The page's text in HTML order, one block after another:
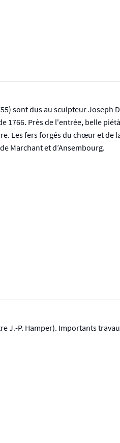
sont dus au sculpteur Joseph
Près de l'entrée, belle
Les fers forgés du chœur et
Marchant et d’Ansembourg.
P. Hamper). Importants